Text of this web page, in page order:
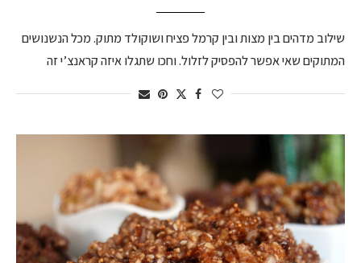
שילוב מדהים בין מצות ובין קרמל פציח ושוקולד מתוק. מכל הנשנושים
המתוקים שאי אפשר להפסיק לזלול. וחכו שתגלו איזה קראנצ’י זה